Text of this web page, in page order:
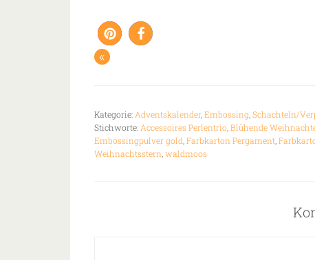
«
Kategorie: Adventskalender, Embossing Schachteln/
Stichworte: Accessoires Perlentrio Blühende
Embossingpulver gold Farbkarton Pergament
Weihnachtsstern waldmoos